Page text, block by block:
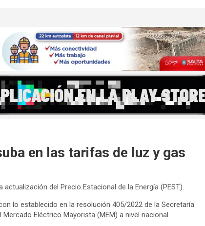
en las tarifas de luz y gas
del Precio Estacional de la Energía (PEST).
lo establecido en la resolución 405/2022 de la Secretaría
Eléctrico Mayorista (MEM) a nivel nacional.